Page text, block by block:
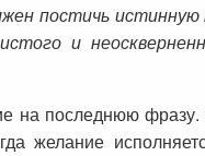
постичь истинную
и
на последнюю
желание